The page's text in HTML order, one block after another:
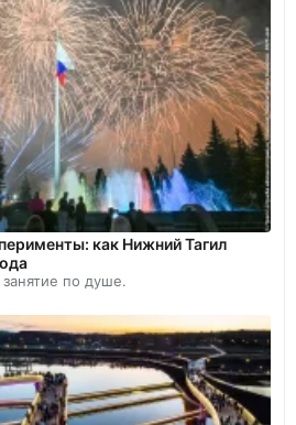
как Нижний Тагил
по душе.